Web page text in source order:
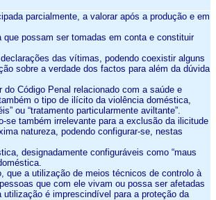
parcialmente, a valorar após a produção e em
que possam ser tomadas em conta e constituir
das vítimas, podendo coexistir alguns
sobre a verdade dos factos para além da dúvida
Código Penal relacionado com a saúde e
o tipo de ilícito da violência doméstica,
ou “tratamento particularmente aviltante”.
também irrelevante para a exclusão da ilicitude
natureza, podendo configurar-se, nestas
designadamente configuráveis como “maus
que a utilização de meios técnicos de controlo à
que com ele vivam ou possa ser afetadas
é imprescindível para a proteção da